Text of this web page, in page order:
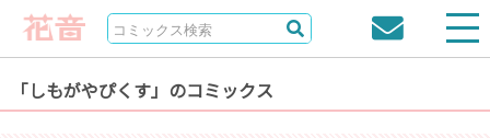
「しもがやぴくす」のコミックス